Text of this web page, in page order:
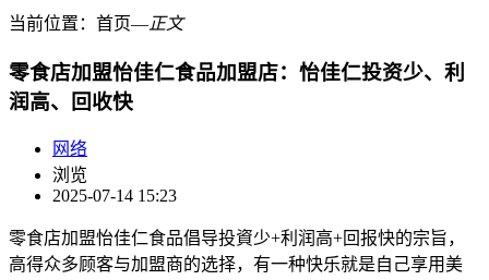
当前位置： 首页―正文
零食店加盟怡佳仁食品加盟店：怡佳仁投资少、利
润高、回收快
网络
浏览
2025-07-14 15:23
零食店加盟怡佳仁食品倡导投資少+利润高+回报快的宗旨，
高得众多顾客与加盟商的选择，有一种快乐就是自己享用美